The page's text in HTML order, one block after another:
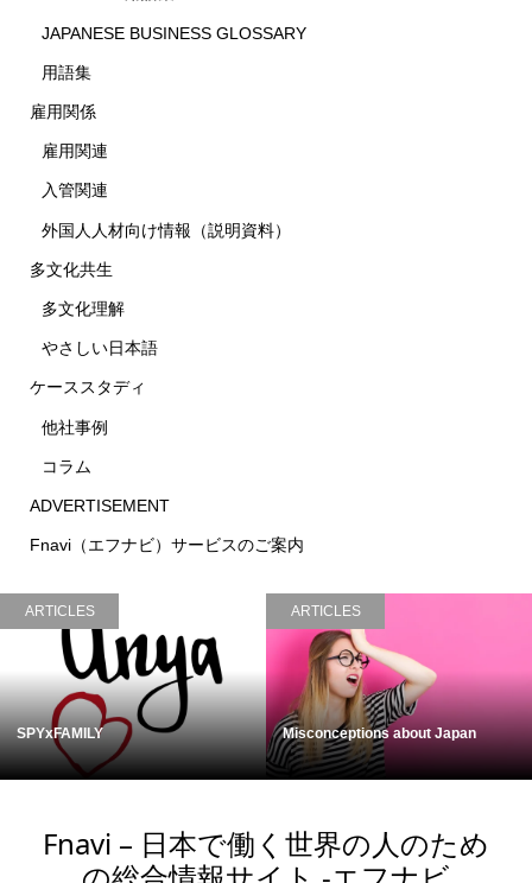
JAPANESE BUSINESS GLOSSARY
用語集
雇用関係
雇用関連
入管関連
外国人人材向け情報（説明資料）
多文化共生
多文化理解
やさしい日本語
ケーススタディ
他社事例
コラム
ADVERTISEMENT
Fnavi（エフナビ）サービスのご案内
Japan Cycling in Japan Kumejima,
Fnavi – 日本で働く世界の人のため